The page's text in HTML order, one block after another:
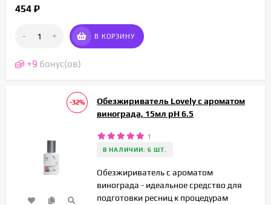
454 ₽
- + В КОРЗИНУ
+9 бонус(ов)
-32%
Обезжириватель Lovely с ароматом
винограда, 15мл pH 6.5
1
В НАЛИЧИИ: 6 ШТ.
Обезжириватель с ароматом
винограда - идеальное средство для
подготовки ресниц к процедурам